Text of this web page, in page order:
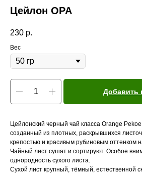
Цейлон OPA
230 р.
Вес
Добавить
Цейлонский черный чай класса Orange
созданный из плотных, раскрывшихся
крепостью и красивым рубиновым оттенком
Чайный лист сушат и сортируют. Особое
однородность сухого листа.
Сухой лист крупный, тёмный, естественной